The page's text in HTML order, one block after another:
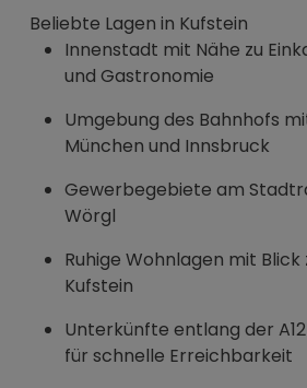
Beliebte Lagen in Kufstein
Innenstadt mit Nähe zu
und Gastronomie
Umgebung des Bahnhofs
München und Innsbruck
Gewerbegebiete am
Wörgl
Ruhige Wohnlagen mit Blick
Kufstein
Unterkünfte entlang der
für schnelle Erreichbarkeit